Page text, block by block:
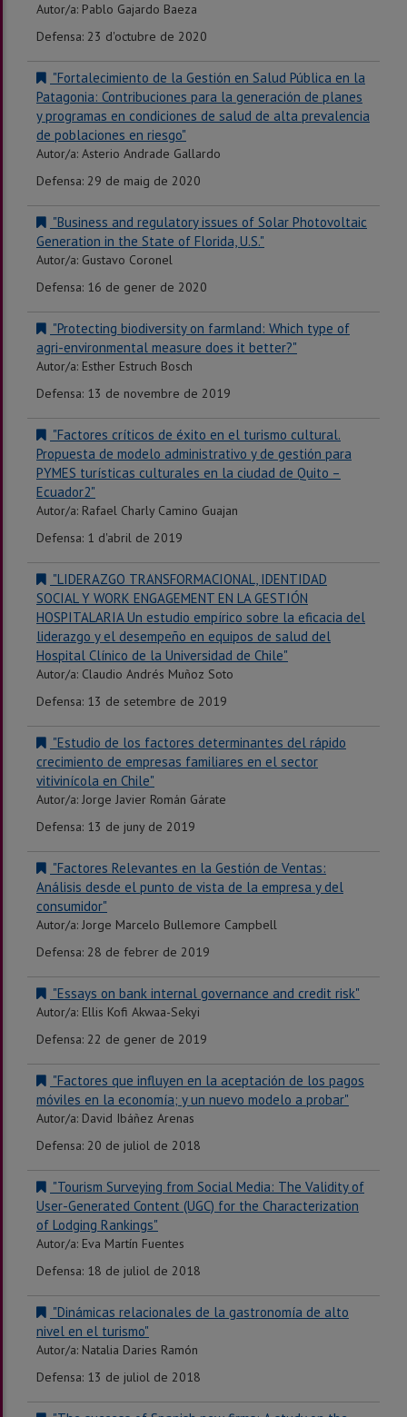
Autor/a: Pablo Gajardo Baeza
Defensa: 23 d'octubre de 2020
"Fortalecimiento de la Gestión en Salud Pública en la
Patagonia: Contribuciones para la generación de planes
y programas en condiciones de salud de alta prevalencia
de poblaciones en riesgo"
Autor/a: Asterio Andrade Gallardo
Defensa: 29 de maig de 2020
"Business and regulatory issues of Solar Photovoltaic
Generation in the State of Florida, U.S."
Autor/a: Gustavo Coronel
Defensa: 16 de gener de 2020
"Protecting biodiversity on farmland: Which type of
agri-environmental measure does it better?"
Autor/a: Esther Estruch Bosch
Defensa: 13 de novembre de 2019
"Factores críticos de éxito en el turismo cultural.
Propuesta de modelo administrativo y de gestión para
PYMES turísticas culturales en la ciudad de Quito –
Ecuador2"
Autor/a: Rafael Charly Camino Guajan
Defensa: 1 d'abril de 2019
"LIDERAZGO TRANSFORMACIONAL, IDENTIDAD
SOCIAL Y WORK ENGAGEMENT EN LA GESTIÓN
HOSPITALARIA Un estudio empírico sobre la eficacia del
liderazgo y el desempeño en equipos de salud del
Hospital Clínico de la Universidad de Chile"
Autor/a: Claudio Andrés Muñoz Soto
Defensa: 13 de setembre de 2019
"Estudio de los factores determinantes del rápido
crecimiento de empresas familiares en el sector
vitivinícola en Chile"
Autor/a: Jorge Javier Román Gárate
Defensa: 13 de juny de 2019
"Factores Relevantes en la Gestión de Ventas:
Análisis desde el punto de vista de la empresa y del
consumidor"
Autor/a: Jorge Marcelo Bullemore Campbell
Defensa: 28 de febrer de 2019
"Essays on bank internal governance and credit risk"
Autor/a: Ellis Kofi Akwaa-Sekyi
Defensa: 22 de gener de 2019
"Factores que influyen en la aceptación de los pagos
móviles en la economía; y un nuevo modelo a probar"
Autor/a: David Ibáñez Arenas
Defensa: 20 de juliol de 2018
"Tourism Surveying from Social Media: The Validity of
User-Generated Content (UGC) for the Characterization
of Lodging Rankings"
Autor/a: Eva Martín Fuentes
Defensa: 18 de juliol de 2018
"Dinámicas relacionales de la gastronomía de alto
nivel en el turismo"
Autor/a: Natalia Daries Ramón
Defensa: 13 de juliol de 2018